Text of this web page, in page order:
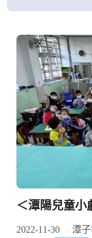
＜潭陽兒童小
2022-11-30 潭